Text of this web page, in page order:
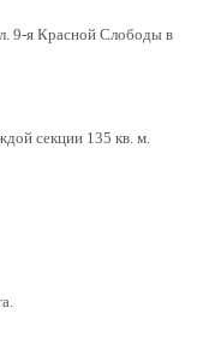
9-я Красной Слободы в
секции 135 кв. м.